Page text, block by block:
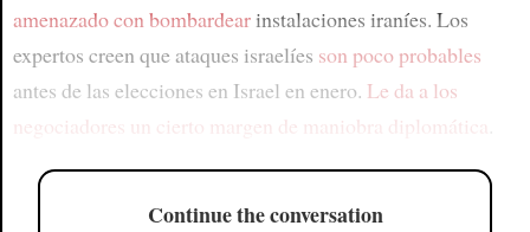
amenazado con bombardearinstalaciones iraníes. Los
expertos creen que ataques israelíes son poco probables
antes de las elecciones en Israel en enero. Le da a los
negociadores un cierto margen de maniobra diplomática
Continue the conversation